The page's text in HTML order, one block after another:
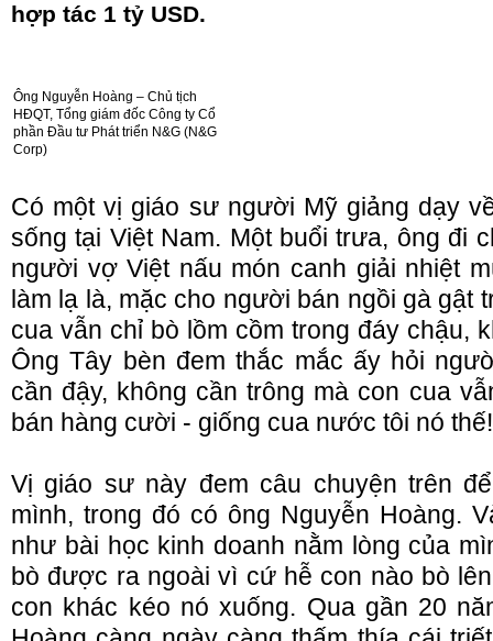
hợp tác 1 tỷ USD.
Ông Nguyễn Hoàng – Chủ tịch
HĐQT, Tổng giám đốc Công ty Cổ
phần Đầu tư Phát triển N&G (N&G
Corp)
Có một vị giáo sư người Mỹ giảng dạy
sống tại Việt Nam. Một buổi trưa, ông đi
người vợ Việt nấu món canh giải nhiệt
làm lạ là, mặc cho người bán ngồi gà gật
cua vẫn chỉ bò lồm cồm trong đáy chậu,
Ông Tây bèn đem thắc mắc ấy hỏi
cần đậy, không cần trông mà con cua
bán hàng cười - giống cua nước tôi nó thế!
Vị giáo sư này đem câu chuyện trên
mình, trong đó có ông Nguyễn Hoàng.
như bài học kinh doanh nằm lòng của
bò được ra ngoài vì cứ hễ con nào bò
con khác kéo nó xuống. Qua gần 20